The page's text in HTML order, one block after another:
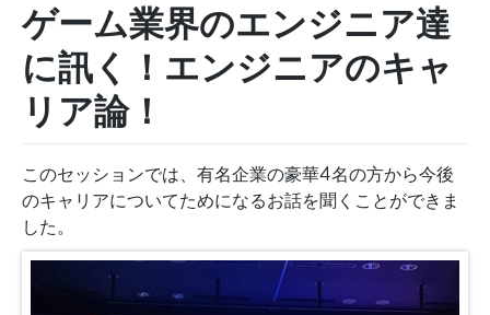
ゲーム業界のエンジニア達
に訊く！エンジニアのキャ
リア論！
このセッションでは、有名企業の豪華4名の方から今後
のキャリアについてためになるお話を聞くことができま
した。